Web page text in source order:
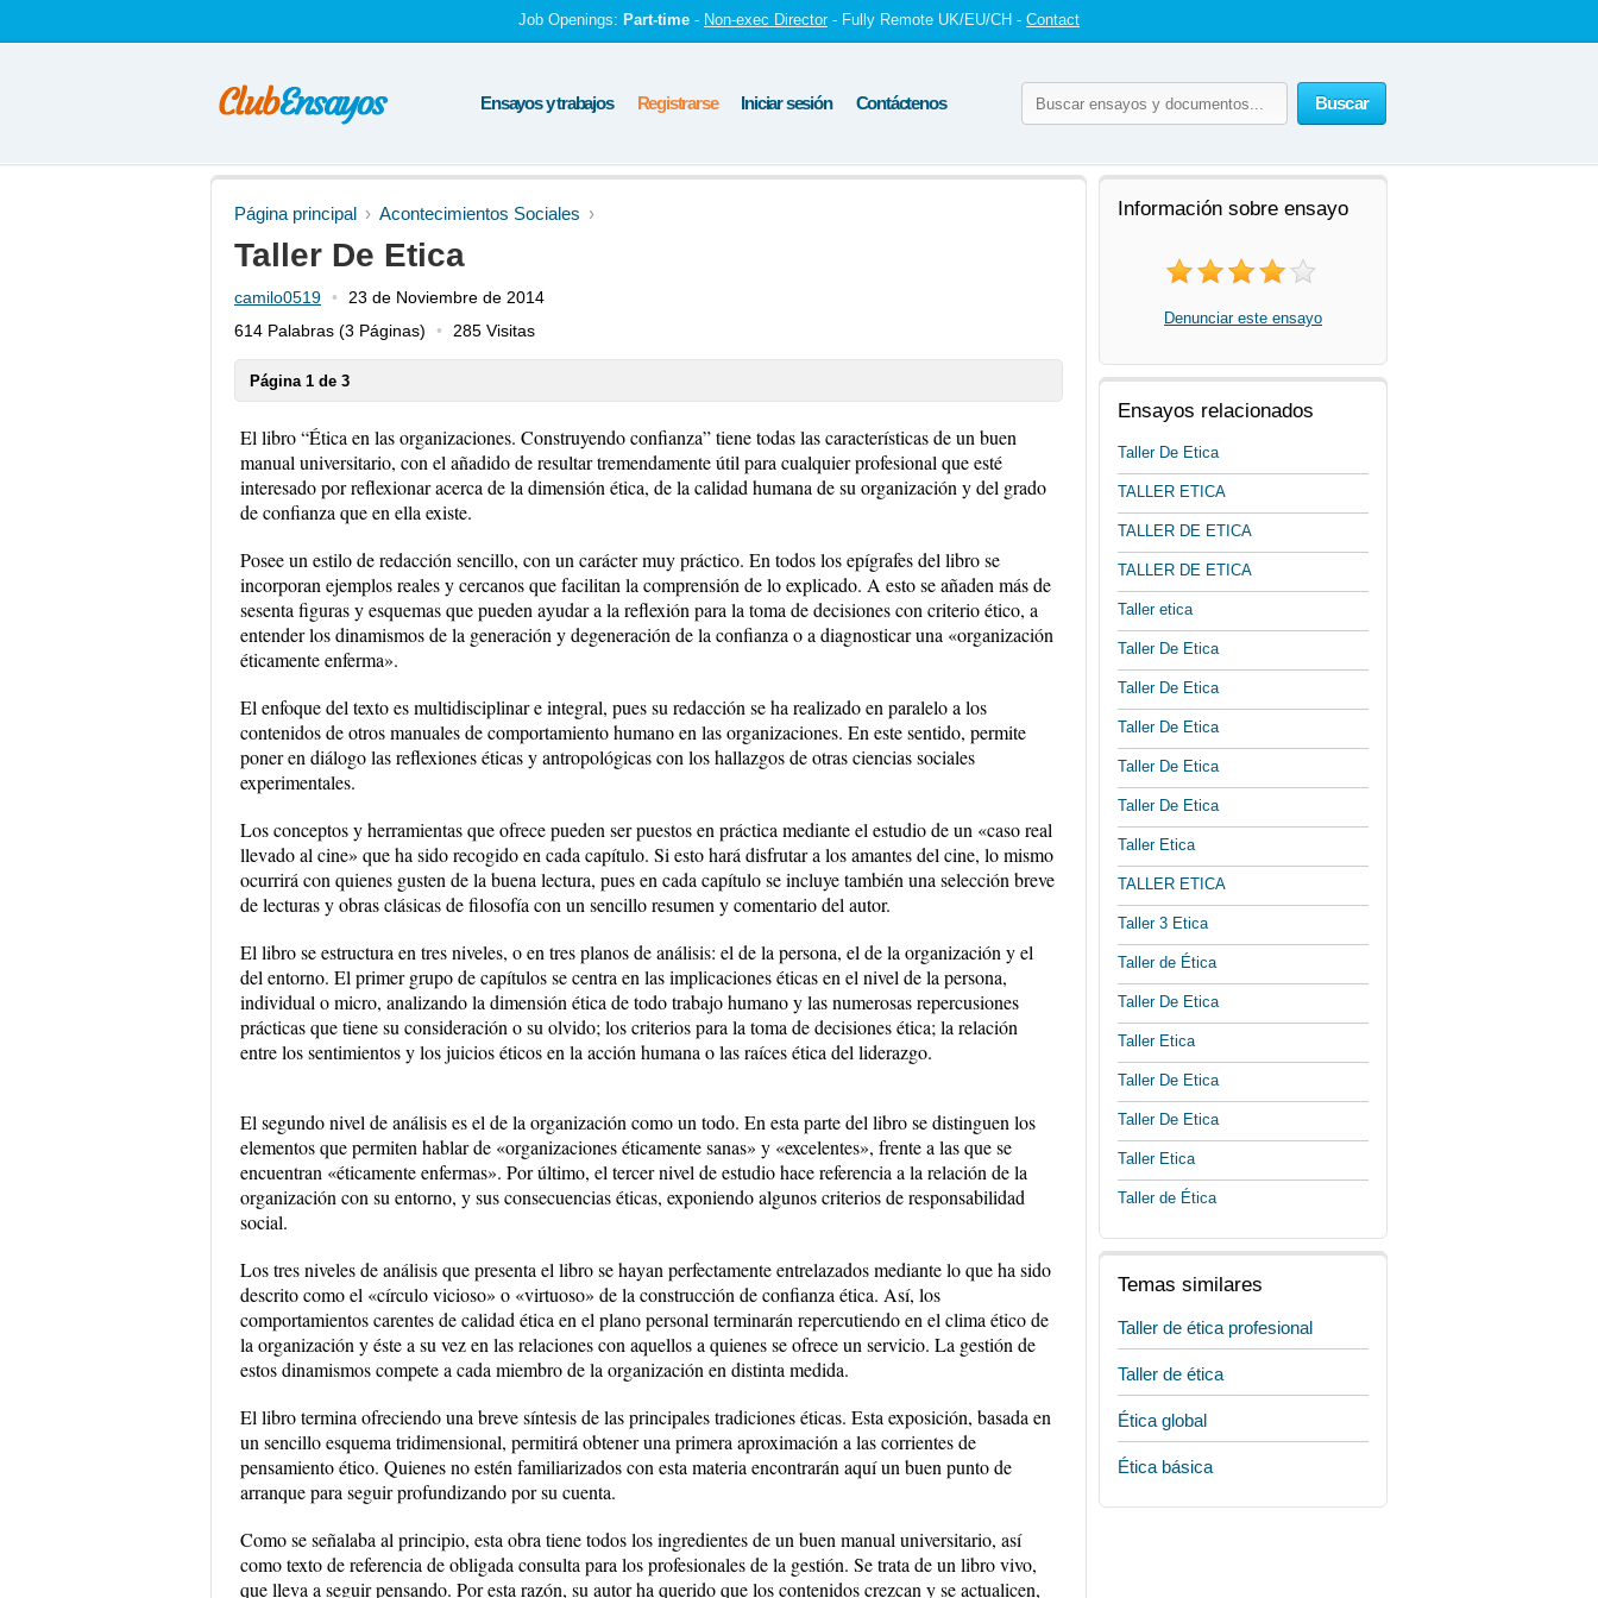
Job Openings: Part-time - Non-exec Director - Fully Remote UK/EU/CH - Contact
Buscar
Ensayos y trabajos Registrarse Iniciar sesión Contáctenos
Página principal Acontecimientos Sociales
Taller De Etica
camilo0519
23 de Noviembre de 2014
614 Palabras (3 Páginas) 285 Visitas
Página 1 de 3
El libro “Ética en las organizaciones. Construyendo confianza” tiene todas las características de un buen
manual universitario, con el añadido de resultar tremendamente útil para cualquier profesional que esté
interesado por reflexionar acerca de la dimensión ética, de la calidad humana de su organización y del grado
de confianza que en ella existe.
Posee un estilo de redacción sencillo, con un carácter muy práctico. En todos los epígrafes del libro se
incorporan ejemplos reales y cercanos que facilitan la comprensión de lo explicado. A esto se añaden más de
sesenta figuras y esquemas que pueden ayudar a la reflexión para la toma de decisiones con criterio ético, a
entender los dinamismos de la generación y degeneración de la confianza o a diagnosticar una «organización
éticamente enferma».
El enfoque del texto es multidisciplinar e integral, pues su redacción se ha realizado en paralelo a los
contenidos de otros manuales de comportamiento humano en las organizaciones. En este sentido, permite
poner en diálogo las reflexiones éticas y antropológicas con los hallazgos de otras ciencias sociales
experimentales.
Los conceptos y herramientas que ofrece pueden ser puestos en práctica mediante el estudio de un «caso real
llevado al cine» que ha sido recogido en cada capítulo. Si esto hará disfrutar a los amantes del cine, lo mismo
ocurrirá con quienes gusten de la buena lectura, pues en cada capítulo se incluye también una selección breve
de lecturas y obras clásicas de filosofía con un sencillo resumen y comentario del autor.
El libro se estructura en tres niveles, o en tres planos de análisis: el de la persona, el de la organización y el
del entorno. El primer grupo de capítulos se centra en las implicaciones éticas en el nivel de la persona,
individual o micro, analizando la dimensión ética de todo trabajo humano y las numerosas repercusiones
prácticas que tiene su consideración o su olvido; los criterios para la toma de decisiones ética; la relación
entre los sentimientos y los juicios éticos en la acción humana o las raíces ética del liderazgo.
El segundo nivel de análisis es el de la organización como un todo. En esta parte del libro se distinguen los
elementos que permiten hablar de «organizaciones éticamente sanas» y «excelentes», frente a las que se
encuentran «éticamente enfermas». Por último, el tercer nivel de estudio hace referencia a la relación de la
organización con su entorno, y sus consecuencias éticas, exponiendo algunos criterios de responsabilidad
social.
Los tres niveles de análisis que presenta el libro se hayan perfectamente entrelazados mediante lo que ha sido
descrito como el «círculo vicioso» o «virtuoso» de la construcción de confianza ética. Así, los
comportamientos carentes de calidad ética en el plano personal terminarán repercutiendo en el clima ético de
la organización y éste a su vez en las relaciones con aquellos a quienes se ofrece un servicio. La gestión de
estos dinamismos compete a cada miembro de la organización en distinta medida.
El libro termina ofreciendo una breve síntesis de las principales tradiciones éticas. Esta exposición, basada en
un sencillo esquema tridimensional, permitirá obtener una primera aproximación a las corrientes de
pensamiento ético. Quienes no estén familiarizados con esta materia encontrarán aquí un buen punto de
arranque para seguir profundizando por su cuenta.
Como se señalaba al principio, esta obra tiene todos los ingredientes de un buen manual universitario, así
como texto de referencia de obligada consulta para los profesionales de la gestión. Se trata de un libro vivo,
que lleva a seguir pensando. Por esta razón, su autor ha querido que los contenidos crezcan y se actualicen,
Información sobre ensayo
Denunciar este ensayo
Ensayos relacionados
Taller De Etica
TALLER ETICA
TALLER DE ETICA
TALLER DE ETICA
Taller etica
Taller De Etica
Taller De Etica
Taller De Etica
Taller De Etica
Taller De Etica
Taller Etica
TALLER ETICA
Taller 3 Etica
Taller de Ética
Taller De Etica
Taller Etica
Taller De Etica
Taller De Etica
Taller Etica
Taller de Ética
Temas similares
Taller de ética profesional
Taller de ética
Ética global
Ética básica